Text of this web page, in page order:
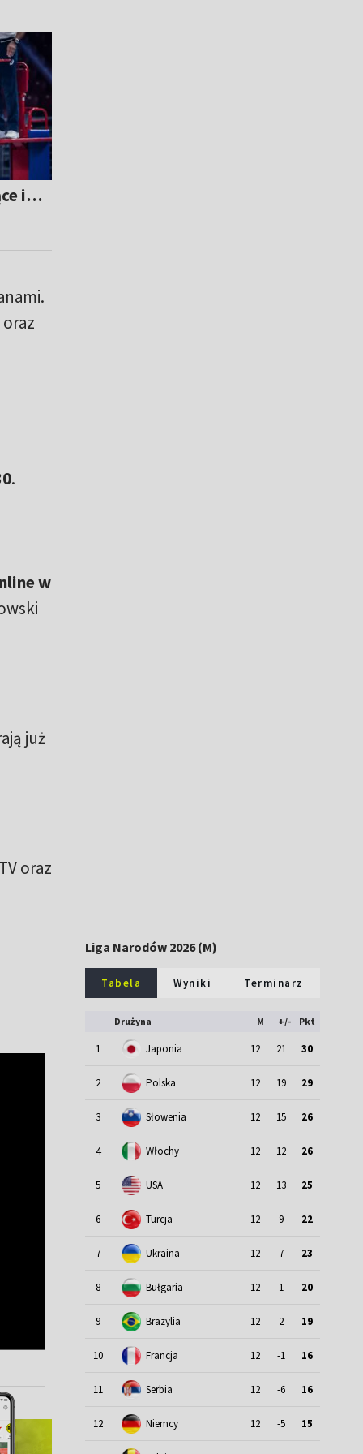
i…
.
w
już
oraz
Liga Narodów 2026 (M)
Tabela Wyniki Terminarz
Drużyna M +/- Pkt
1 Japonia 12 21 30
2 Polska 12 19 29
3 Słowenia 12 15 26
4 Włochy 12 12 26
5 USA 12 13 25
6 Turcja 12 9 22
7 Ukraina 12 7 23
8 Bułgaria 12 1 20
9 Brazylia 12 2 19
10 Francja 12 -1 16
11 Serbia 12 -6 16
12 Niemcy 12 -5 15